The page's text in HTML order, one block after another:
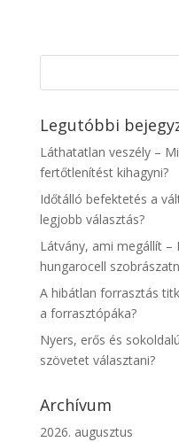
Legutóbbi
Láthatatlan veszély –
fertőtlenítést kihagyni?
Időtálló befektetés a
legjobb választás?
Látvány, ami megállít –
hungarocell
A hibátlan forrasztás
a forrasztópáka?
Nyers, erős és
szövetet választani?
Archívum
2026. augusztus